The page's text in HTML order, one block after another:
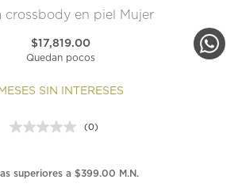
crossbody en piel Mujer
$17,819.00
Quedan pocos
MESES SIN INTERESES
Sin
en
(0)
superiores a $399.00 M.N.